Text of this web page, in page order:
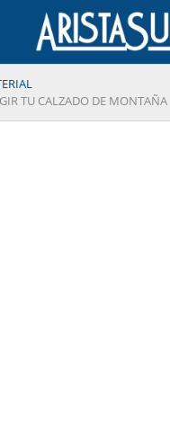
TU CALZADO DE MONTAÑA